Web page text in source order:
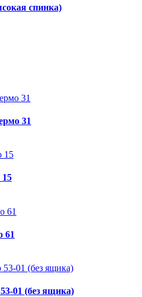
спинка)
31
61
01 (без ящика)